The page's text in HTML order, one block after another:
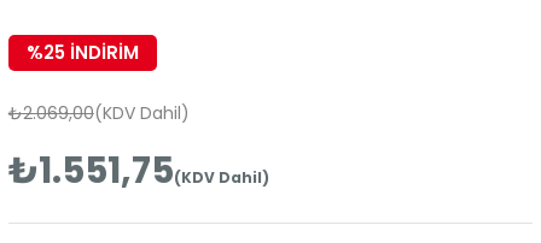
%25İNDIRIM
₺2.069,00(KDV Dahil)
₺1.551,75(KDV Dahil)